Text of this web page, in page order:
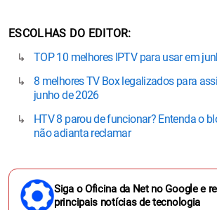
ESCOLHAS DO EDITOR
TOP 10 melhores IPTV para usar em
8 melhores TV Box legalizados para
junho de 2026
HTV 8 parou de funcionar? Entenda o
não adianta reclamar
Siga o Oficina da Net no Google e
principais notícias de tecnologia